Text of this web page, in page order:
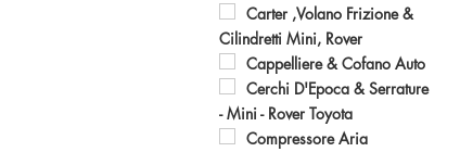
Carter ,Volano Frizione &
Cilindretti Mini, Rover
Cappelliere & Cofano Auto
Cerchi D'Epoca & Serrature
- Mini - Rover Toyota
Compressore Aria